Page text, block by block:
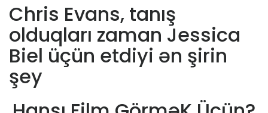
Chris Evans, tanış
olduqları zaman Jessica
Biel üçün etdiyi ən şirin
şey